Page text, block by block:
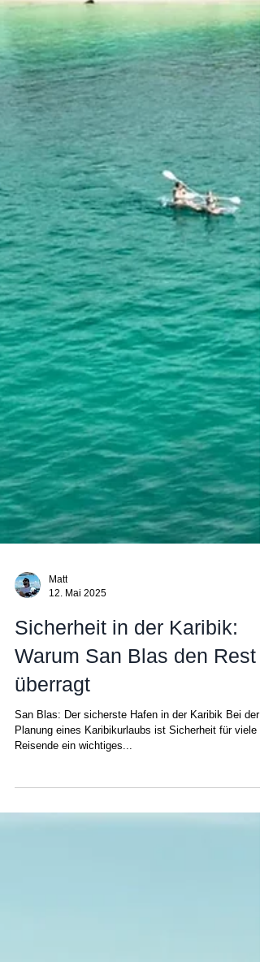
12. Mai 2025
Sicherheit in der Karibik:
Warum San Blas den Rest
überragt
San Blas: Der sicherste Hafen in der Karibik Bei der
Reisende ein wichtiges...